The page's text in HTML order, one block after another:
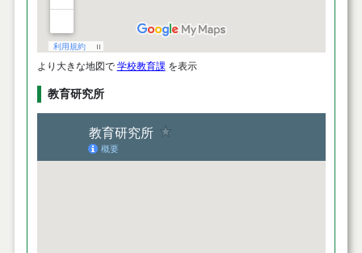
より大きな地図で 学校教育課を表示
教育研究所